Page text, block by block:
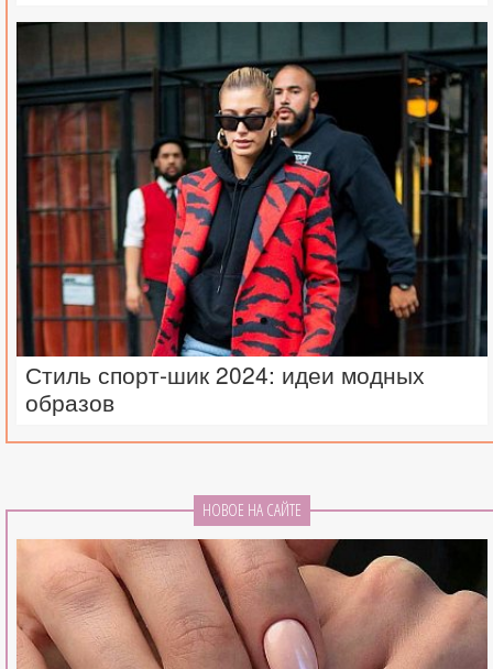
Стиль спорт-шик 2024: идеи модных
образов
НОВОЕ НА САЙТЕ